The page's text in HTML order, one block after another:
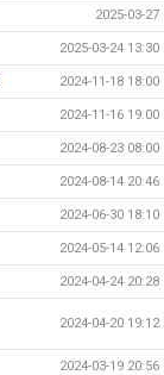
2025-03-27
2025-03-24 13:30
2024-11-18 18:00
2024-11-16 19:00
2024-08-23 08:00
2024-08-14 20:46
2024-06-30 18:10
2024-05-14 12:06
2024-04-24 20:28
2024-04-20 19:12
2024-03-19 20:56